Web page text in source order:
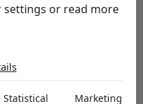
settings or read more
Statistical Marketing
het biedingsproces
van de uitgever van
directeur Leo
De